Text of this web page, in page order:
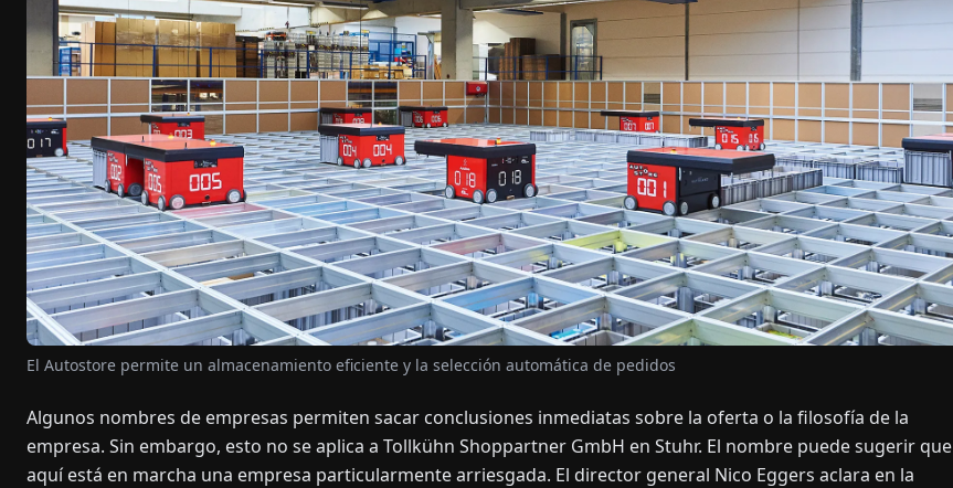
El Autostore permite un almacenamiento eficiente y la selección automática de pedidos
Algunos nombres de empresas permiten sacar conclusiones inmediatas sobre la oferta o la filosofía de la
empresa. Sin embargo, esto no se aplica a Tollkühn Shoppartner GmbH en Stuhr. El nombre puede sugerir que
aquí está en marcha una empresa particularmente arriesgada. El director general Nico Eggers aclara en la